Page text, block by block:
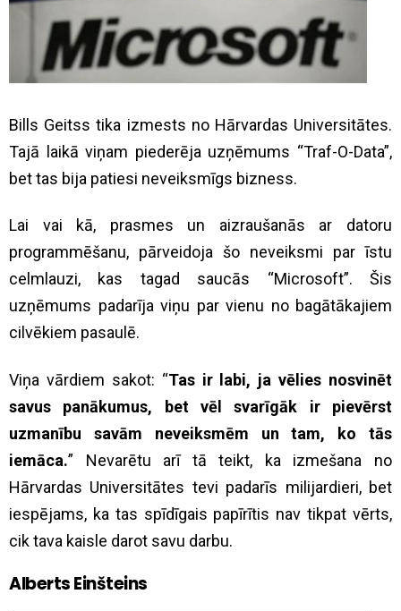
Bills Geitss tika izmests no Hārvardas Universitātes.
Tajā laikā viņam piederēja uzņēmums “Traf-O-Data”,
bet tas bija patiesi neveiksmīgs bizness.
Lai vai kā, prasmes un aizraušanās ar datoru
programmēšanu, pārveidoja šo neveiksmi par īstu
celmlauzi, kas tagad saucās “Microsoft”. Šis
uzņēmums padarīja viņu par vienu no bagātākajiem
cilvēkiem pasaulē.
Viņa vārdiem sakot: “Tas ir labi, ja vēlies nosvinēt
savus panākumus, bet vēl svarīgāk ir pievērst
uzmanību savām neveiksmēm un tam, ko tās
iemāca.” Nevarētu arī tā teikt, ka izmešana no
Hārvardas Universitātes tevi padarīs milijardieri, bet
iespējams, ka tas spīdīgais papīrītis nav tikpat vērts,
cik tava kaisle darot savu darbu.
Alberts Einšteins